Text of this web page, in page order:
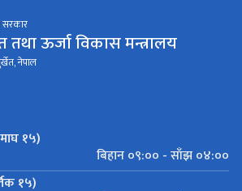
सरकार
तथा ऊर्जा विकास मन्त्रालय
नेपाल
१५)
बिहान ०९:०० - साँझ ०४:००
१५)